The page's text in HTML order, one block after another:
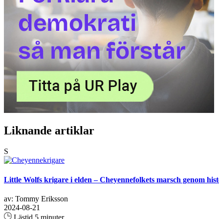
Liknande artiklar
S
Little Wolfs krigare i elden – Cheyennefolkets marsch genom
av: Tommy Eriksson
2024-08-21
Lästid 5 minuter